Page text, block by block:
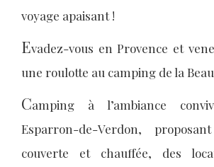
voyage apaisant !
Evadez-vous en Provence et
une roulotte au camping de la
Camping à l’ambiance
Esparron-de-Verdon,
couverte et chauffée, des